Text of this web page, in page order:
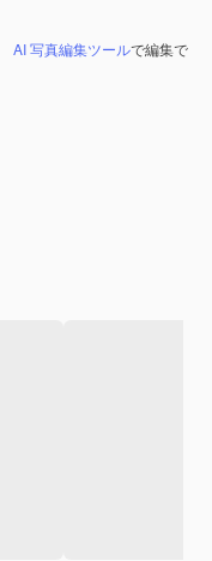
AI 写真編集ツールで編集で